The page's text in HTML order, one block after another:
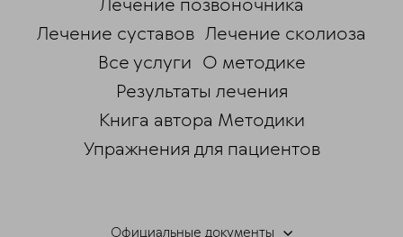
Лечение позвоночника
Лечение суставов Лечение сколиоза
Все услуги О методике
Результаты лечения
Книга автора Методики
Упражнения для пациентов
Официальные документы